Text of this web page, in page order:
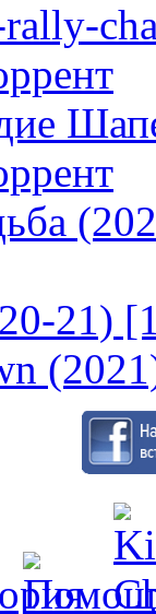
21)